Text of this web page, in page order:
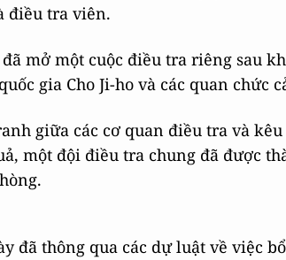
điều tra viên.
mở một cuộc điều tra riêng sau
gia Cho Ji-ho và các quan chức
giữa các cơ quan điều tra và
một đội điều tra chung đã được
đã thông qua các dự luật về việc